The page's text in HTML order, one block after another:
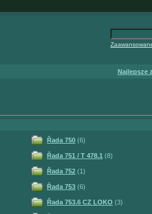
Najlepsze
Řada 750 (6)
Řada 751 / T 478.1 (8)
Řada 752 (1)
Řada 753 (6)
Řada 753.6 CZ LOKO (3)